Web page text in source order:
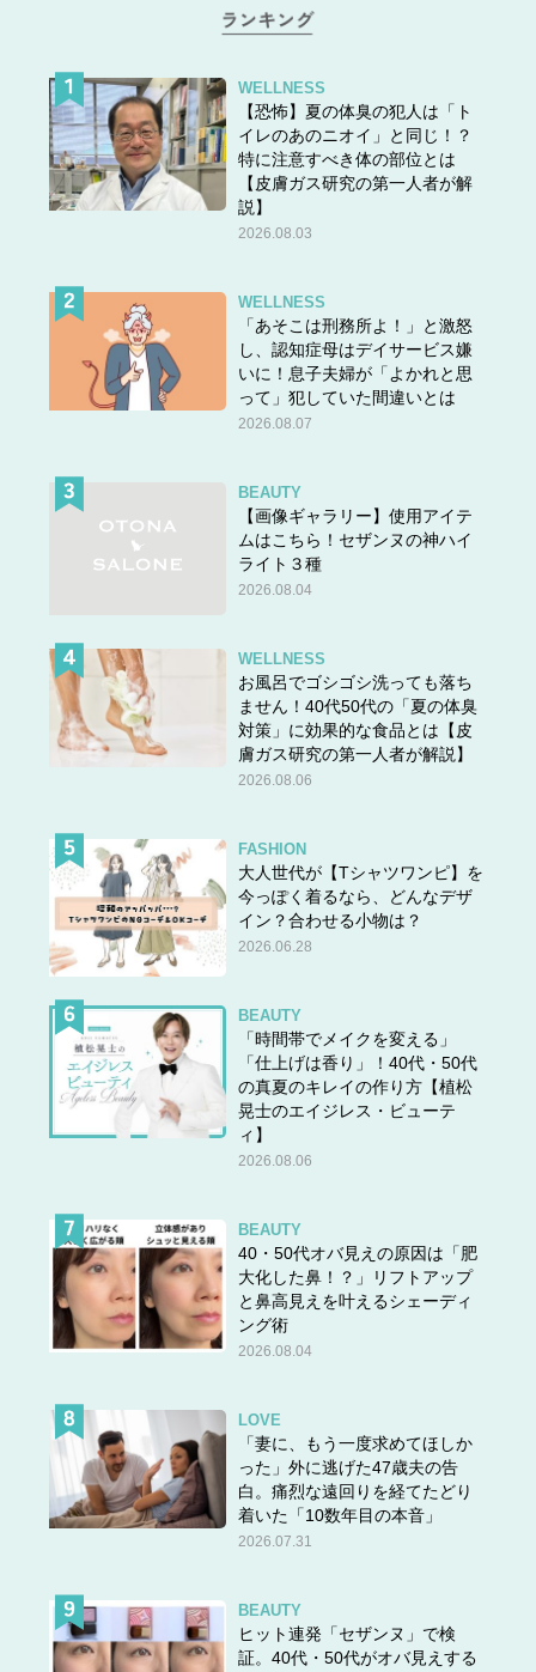
WELLNESS
【恐怖】夏の体臭の犯人は「ト
イレのあのニオイ」と同じ！？
特に注意すべき体の部位とは
【皮膚ガス研究の第一人者が解
説】
2026.08.03
WELLNESS
「あそこは刑務所よ！」と激怒
し、認知症母はデイサービス嫌
いに！息子夫婦が「よかれと思
って」犯していた間違いとは
2026.08.07
BEAUTY
【画像ギャラリー】使用アイテ
ムはこちら！セザンヌの神ハイ
ライト３種
2026.08.04
WELLNESS
お風呂でゴシゴシ洗っても落ち
ません！40代50代の「夏の体臭
対策」に効果的な食品とは【皮
膚ガス研究の第一人者が解説】
2026.08.06
FASHION
大人世代が【Tシャツワンピ】を
今っぽく着るなら、どんなデザ
イン？合わせる小物は？
2026.06.28
BEAUTY
「時間帯でメイクを変える」
「仕上げは香り」！40代・50代
の真夏のキレイの作り方【植松
晃士のエイジレス・ビューテ
ィ】
2026.08.06
BEAUTY
40・50代オバ見えの原因は「肥
大化した鼻！？」リフトアップ
と鼻高見えを叶えるシェーディ
ング術
2026.08.04
LOVE
「妻に、もう一度求めてほしか
った」外に逃げた47歳夫の告
白。痛烈な遠回りを経てたどり
着いた「10数年目の本音」
2026.07.31
BEAUTY
ヒット連発「セザンヌ」で検
証。40代・50代がオバ見えする